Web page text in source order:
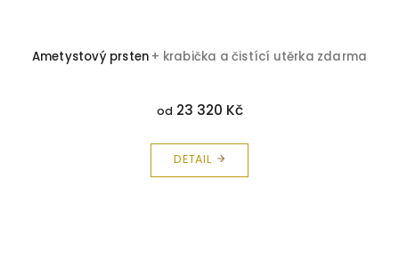
Ametystový prsten + krabička a čistící utěrka zdarma
od23 320 Kč
DETAIL